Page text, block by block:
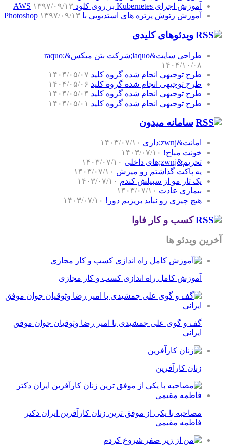
آموزش اجرای Kubernetes بر روی کلود AWS
۱۳۹۷/۰۹/۱۳
آموزش رتوش پرتره های استدیویی با Photoshop ۱۳۹۷/۰۹/۱۳
ویدئوهای کلیدی
طراحی سایت&laquo;شرکت بتن میکس&raquo;
۱۴۰۴/۱۰/۰۸
طرح توجیهی انجام شده گروه کلید ۱۴۰۴/۰۵/۰۷
طرح توجیهی انجام شده گروه کلید ۱۴۰۴/۰۵/۰۶
طرح توجیهی انجام شده گروه کلید ۱۴۰۴/۰۵/۰۴
طرح توجیهی انجام شده گروه کلید ۱۴۰۴/۰۵/۰۱
سامانه میدون
امانت&zwnj;داری
۱۴۰۳/۰۷/۱۰
خونت مباح! ۱۴۰۳/۰۷/۱۰
تحریم&zwnj;های داخلی
۱۴۰۳/۰۷/۱۰
یه پاکت گذاشتم رو میزش ۱۴۰۳/۰۷/۱۰
یک تار مو از سبیلش کندم ۱۴۰۳/۰۷/۱۰
بیماری عادت ۱۴۰۳/۰۷/۱۰
هیچ چیزی رو نباید بریزیم دور! ۱۴۰۳/۰۷/۱۰
کسب و کار فاوا
آخرین ویدئو ها
آموزش کامل راه اندازی کسب و کار مجازی
گف و گوی علی جمشیدی با امیر رضا وثوقیان جوان موفق
ایرانی
زنان کارآفرین
مصاحبه با یکی از موفق ترین زنان کارآفرین ایران دکتر
فاطمه مقیمی